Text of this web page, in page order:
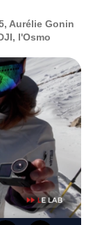
Aurélie Gonin
l'Osmo